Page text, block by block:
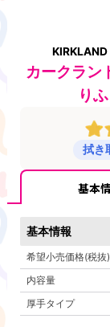
カークラ
り
拭き
基本
基本情報
希望小売価格(税抜)
内容量
厚手タイプ